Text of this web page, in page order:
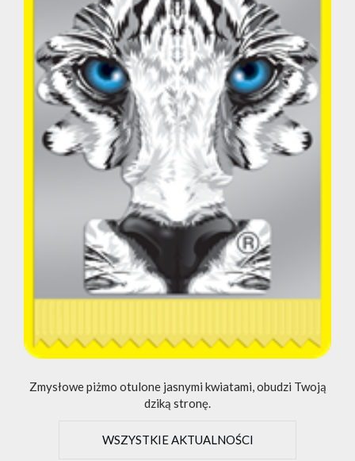
Zmysłowe piżmo otulone jasnymi kwiatami, obudzi Twoją
dziką stronę.
WSZYSTKIE AKTUALNOŚCI